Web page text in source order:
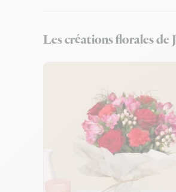
Les créations florales de